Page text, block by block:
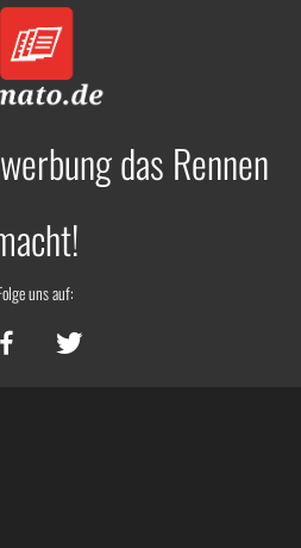
das Rennen
uns auf: